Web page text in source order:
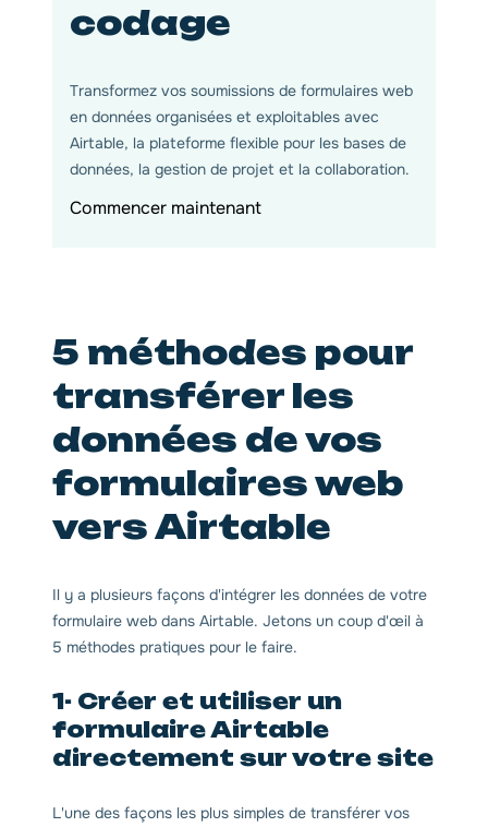
codage
Transformez vos soumissions de formulaires web
en données organisées et exploitables avec
Airtable, la plateforme flexible pour les bases de
données, la gestion de projet et la collaboration.
Commencer maintenant
5 méthodes pour
transférer les
données de vos
formulaires web
vers Airtable
Il y a plusieurs façons d'intégrer les données de votre
formulaire web dans Airtable. Jetons un coup d'œil à
5 méthodes pratiques pour le faire.
1- Créer et utiliser un
formulaire Airtable
directement sur votre site
L'une des façons les plus simples de transférer vos